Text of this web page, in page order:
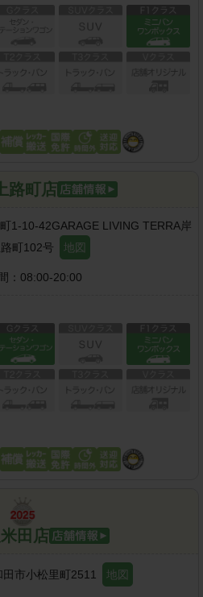
路町店
1-10-42GARAGE LIVING TERRA岸
町102号
地図
： 08:00-20:00
田店
市小松里町2511 地図